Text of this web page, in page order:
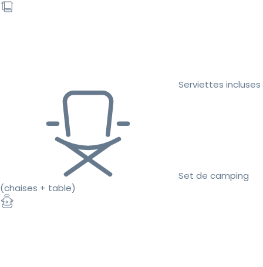
Serviettes incluses
Set de camping
(chaises + table)